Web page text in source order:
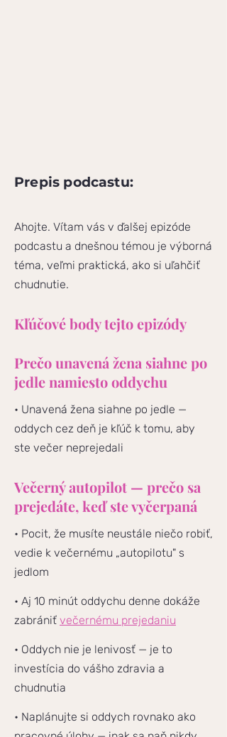
Prepis podcastu:
Ahojte. Vítam vás v ďalšej epizóde
podcastu a dnešnou témou je výborná
téma, veľmi praktická, ako si uľahčiť
chudnutie.
Kľúčové body tejto epizódy
Prečo unavená žena siahne po
jedle namiesto oddychu
• Unavená žena siahne po jedle —
oddych cez deň je kľúč k tomu, aby
ste večer neprejedali
Večerný autopilot — prečo sa
prejedáte, keď ste vyčerpaná
• Pocit, že musíte neustále niečo robiť,
vedie k večernému „autopilotu" s
jedlom
• Aj 10 minút oddychu denne dokáže
zabrániť večernému prejedaniu
• Oddych nie je lenivosť — je to
investícia do vášho zdravia a
chudnutia
• Naplánujte si oddych rovnako ako